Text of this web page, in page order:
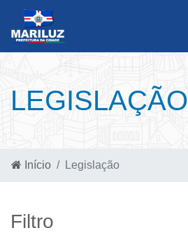
LEGISLAÇÃO
Início Legislação
Filtro